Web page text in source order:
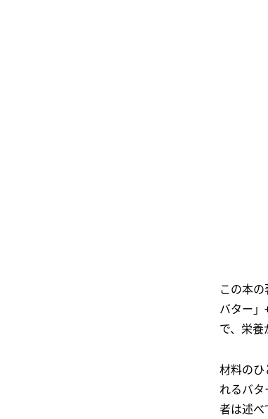
この本
バター
で、栄養
材料の
れるバ
者は述べ